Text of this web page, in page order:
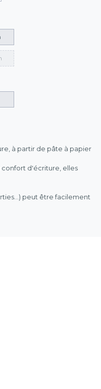
à partir de pâte à papier
confort d'écriture, elles
peut être facilement